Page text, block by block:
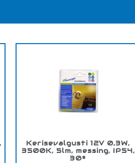
Kerisevalgusti 12V 0,3W,
3500K, 5lm, messing, IP54,
30*